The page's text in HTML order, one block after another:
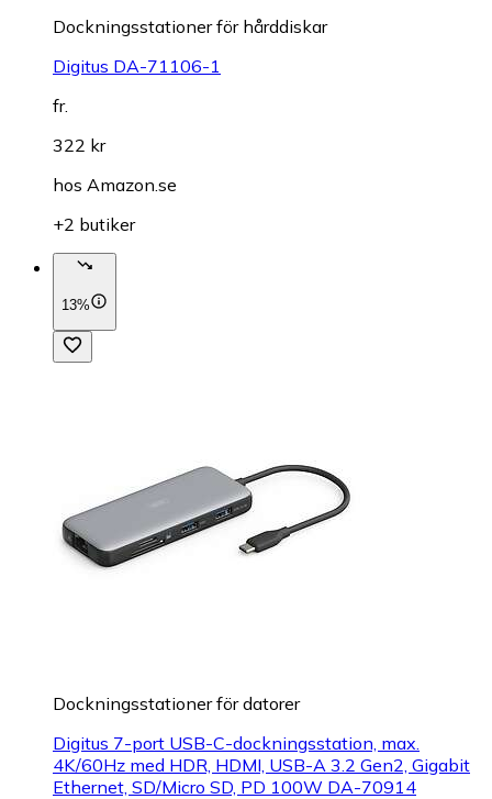
Dockningsstationer för hårddiskar
Digitus DA-71106-1
fr.
322 kr
hos Amazon.se
+2 butiker
13%
Dockningsstationer för datorer
Digitus 7-port USB-C-dockningsstation, max.
4K/60Hz med HDR, HDMI, USB-A 3.2 Gen2, Gigabit
Ethernet, SD/Micro SD, PD 100W DA-70914